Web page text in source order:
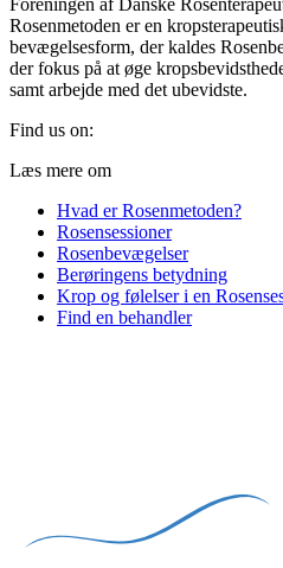
Foreningen af Danske
Rosenmetoden er en
bevægelsesform, der kaldes
der fokus på at øge
samt arbejde med det ubevidste.
Find us on:
Facebook
opens
new
window
Mail
opens
new
window
Website
opens
new
window
Læs mere om
Hvad er Rosenmetoden?
Rosensessioner
Rosenbevægelser
Berøringens betydning
Krop og følelser i en
Find en behandler